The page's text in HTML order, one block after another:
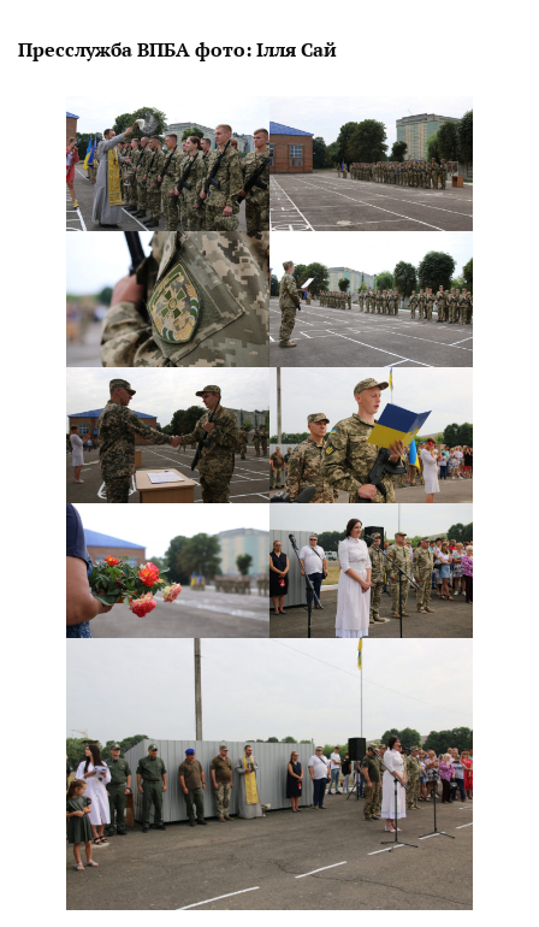
Пресслужба ВПБА фото: Ілля Сай